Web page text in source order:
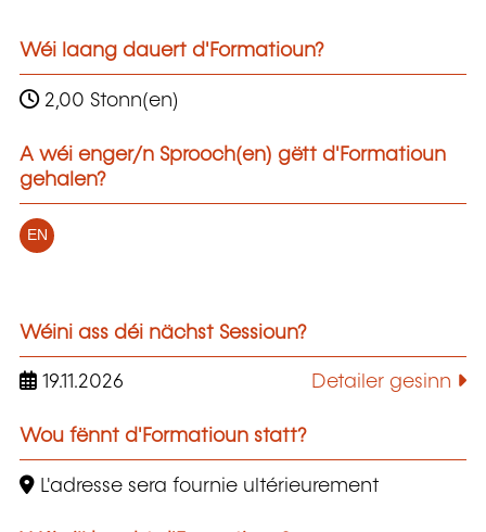
Wéi laang dauert d'Formatioun?
2,00 Stonn(en)
A wéi enger/n Sprooch(en) gëtt d'Formatioun
gehalen?
EN
Wéini ass déi nächst Sessioun?
19.11.2026 Detailer gesinn
Wou fënnt d'Formatioun statt?
L'adresse sera fournie ultérieurement